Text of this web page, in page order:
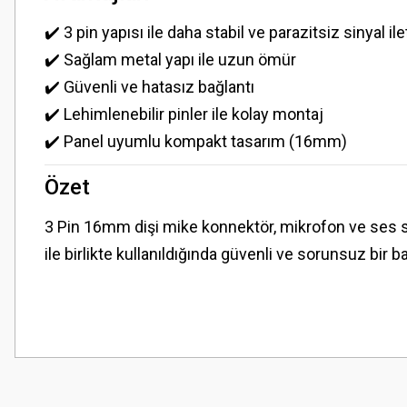
✔️ 3 pin yapısı ile daha stabil ve parazitsiz sinyal
✔️ Sağlam metal yapı ile uzun ömür
✔️ Güvenli ve hatasız bağlantı
✔️ Lehimlenebilir pinler ile kolay montaj
✔️ Panel uyumlu kompakt tasarım (16mm)
Özet
3 Pin 16mm dişi mike konnektör, mikrofon ve ses
ile birlikte kullanıldığında güvenli ve sorunsuz bir
Görüş ve önerileriniz için teşekkür ederiz.